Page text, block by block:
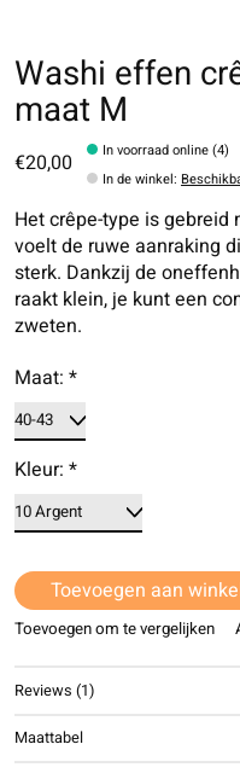
Washi effen
maat M
€20,00
In voorraad online (4)
In de winkel:
Het crêpe-type is
voelt de ruwe aanraking
sterk. Dankzij de
raakt klein, je kunt een
zweten.
Maat: *
Kleur: *
Toevoegen aan
Toevoegen om te vergelijken
Reviews (1)
Maattabel